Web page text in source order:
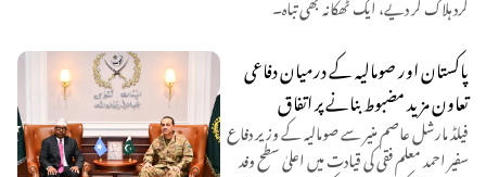
پاکستان اور صومالیہ کے درمیان دفاعی
تعاون مزید مضبوط بنانے پر اتفاق
فیلڈ مارشل عاصم منیر سے صومالیہ کے وزیر دفاع
سفیر احمد معلم فقی کی قیادت میں اعلیٰ سطح وفد